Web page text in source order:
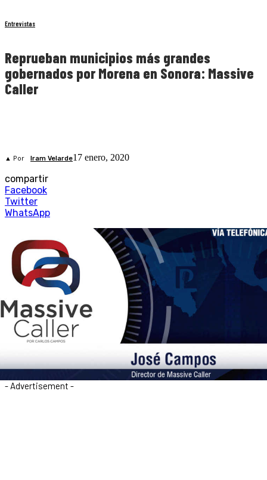
Entrevistas
Reprueban municipios más grandes
gobernados por Morena en Sonora: Massive
Caller
▲ Por Iram Velarde17 enero, 2020
compartir
Facebook
Twitter
WhatsApp
- Advertisement -